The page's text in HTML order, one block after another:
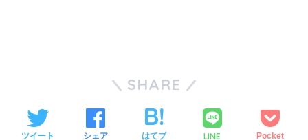
SHARE
ツイート シェア はてブ LINE Pocket